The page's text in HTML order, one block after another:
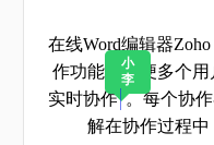
在线Word编辑器
作功能，方便多个用
实时协作
小
李
。每个协
解在协作过程中